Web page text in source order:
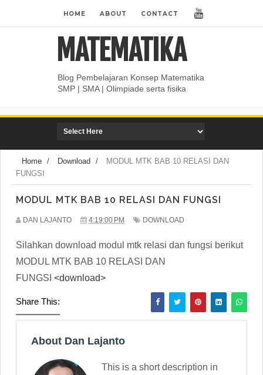
HOME ABOUT CONTACT
MATEMATIKA
Blog Pembelajaran Konsep Matematika
SMP | SMA | Olimpiade serta fisika
Home / Download /
MODUL MTK BAB 10 RELASI DAN
FUNGSI
MODUL MTK BAB 10 RELASI DAN FUNGSI
DAN LAJANTO 4:19:00 PM DOWNLOAD
Silahkan download modul mtk relasi dan fungsi berikut
MODUL MTK BAB 10 RELASI DAN
FUNGSI <download>
Share This:
About Dan Lajanto
This is a short description in